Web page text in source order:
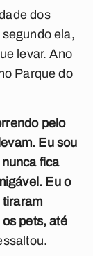
dos
ela,
levar. Ano
Parque do
pelo
Eu sou
fica
Eu o
tiraram
pets, até